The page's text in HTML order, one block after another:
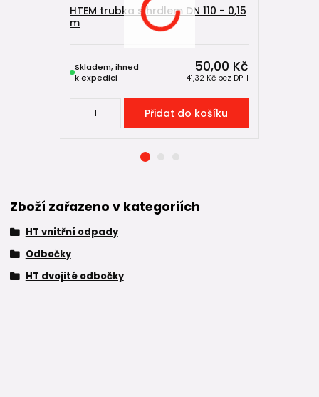
HTEM trubka s hrdlem DN 110 - 0,15
m
50,00 Kč
41,32 Kč bez DPH
Skladem, ihned
k expedici
Přidat do košíku
Zboží zařazeno v kategoriích
HT vnitřní odpady
Odbočky
HT dvojité odbočky